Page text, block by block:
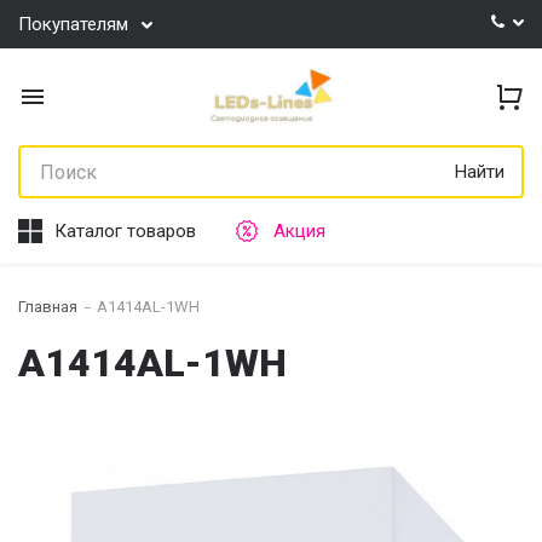
Покупателям
Найти
Каталог товаров Акция
Главная A1414AL-1WH
A1414AL-1WH